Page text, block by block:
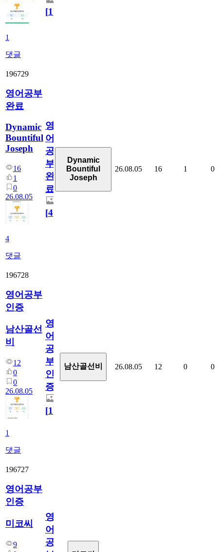
1
댓글
[1]
196729
영어공부
완료
Dynamic
Bountiful
Joseph
16
1
0
26.08.05
4
댓글
영
어
공
부
완
료
[4]
Dynamic
Bountiful
Joseph
26.08.05 16 1 0
196728
영어공부
인증
남산골선
비
12
0
0
26.08.05
1
댓글
영
어
공
부
인
증
[1]
남산골선비 26.08.05 12 0 0
196727
영어공부
인증
미코씨
9
영
어
공